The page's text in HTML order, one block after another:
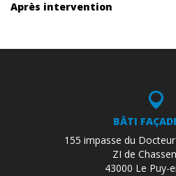
Après intervention
BÂTI
155 impasse du
ZI de
43000 Le Puy-